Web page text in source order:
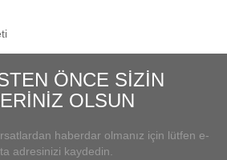
ÖNCE SİZİN
OLSUN
haberdar olmanız için lütfen e-
adresinizi kaydedin.